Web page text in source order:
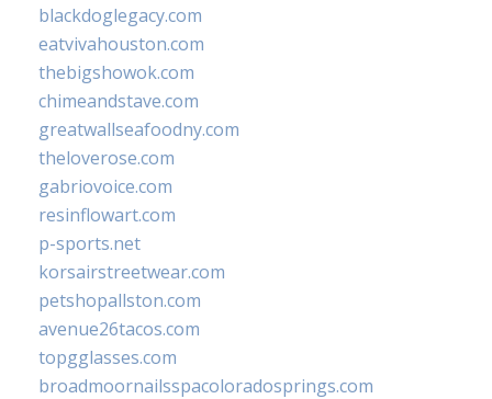
blackdoglegacy.com
eatvivahouston.com
thebigshowok.com
chimeandstave.com
greatwallseafoodny.com
theloverose.com
gabriovoice.com
resinflowart.com
p-sports.net
korsairstreetwear.com
petshopallston.com
avenue26tacos.com
topgglasses.com
broadmoornailsspacoloradosprings.com